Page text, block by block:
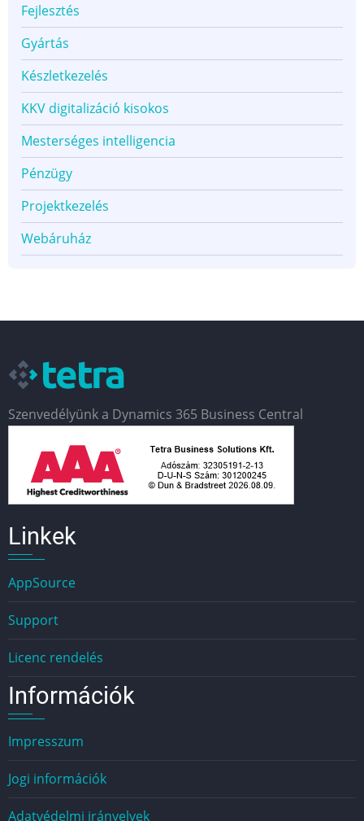
Fejlesztés
Gyártás
Készletkezelés
KKV digitalizáció kisokos
Mesterséges intelligencia
Pénzügy
Projektkezelés
Webáruház
Szenvedélyünk a Dynamics 365 Business Central
Linkek
AppSource
Support
Licenc rendelés
Információk
Impresszum
Jogi információk
Adatvédelmi irányelvek